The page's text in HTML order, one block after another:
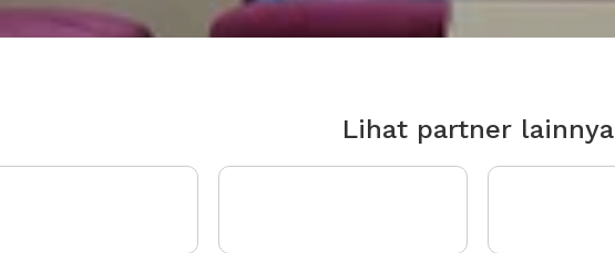
Lihat partner lainnya